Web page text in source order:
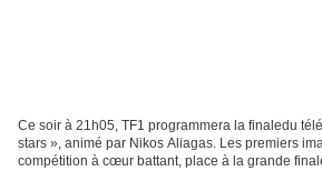
Ce soir à 21h05, TF1 programmera la finaledu
stars », animé par Nikos Aliagas. Les premiers
compétition à cœur battant, place à la grande